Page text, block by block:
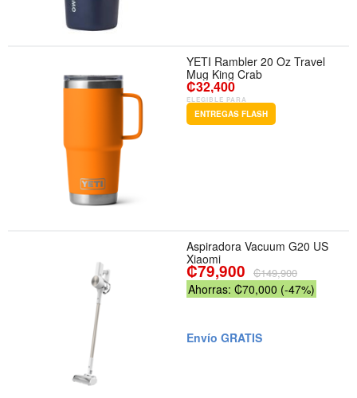
YETI Rambler 20 Oz Travel
Mug King Crab
₡32,400
ELEGIBLE PARA
ENTREGAS FLASH
Aspiradora Vacuum G20 US
Xiaomi
₡79,900 ₡149,900
Ahorras: ₡70,000 (-47%)
Envío GRATIS